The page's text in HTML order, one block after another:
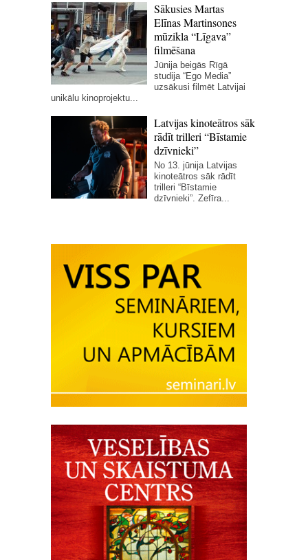
Sākusies Martas
Elīnas Martinsones
mūzikla “Līgava”
filmēšana
Jūnija beigās Rīgā
studija “Ego Media”
uzsākusi filmēt Latvijai
unikālu kinoprojektu...
Latvijas kinoteātros sāk
rādīt trilleri “Bīstamie
dzīvnieki”
No 13. jūnija Latvijas
kinoteātros sāk rādīt
trilleri “Bīstamie
dzīvnieki”. Zefīra...